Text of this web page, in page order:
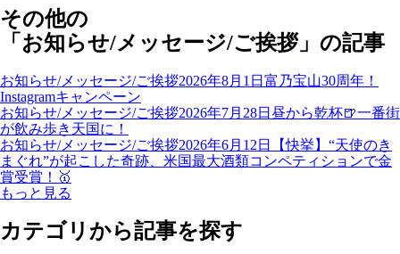
その他の
「お知らせ/メッセージ/ご挨拶」の記事
お知らせ/メッセージ/ご挨拶2026年8月1日 富乃宝山30周年！
Instagramキャンペーン
お知らせ/メッセージ/ご挨拶2026年7月28日 昼から乾杯🍺一番街
が飲み歩き天国に！
お知らせ/メッセージ/ご挨拶2026年6月12日
【快挙】“天使のき
まぐれ”が起こした奇跡、米国最大酒類コンペティションで金
賞受賞！🥇
もっと見る
カテゴリから記事を探す